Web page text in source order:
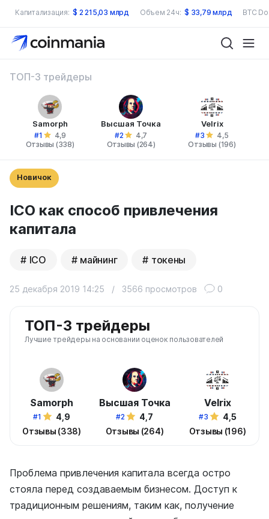
Капитализация: $ 2 215,03 млрд Объем 24ч: $ 33,79 млрд BTC
ТОП-3 трейдеры
Samorph
#1
4,9
Отзывы (338)
Высшая Точка
#2
4,7
Отзывы (264)
Velrix
#3
4,5
Отзывы (196)
Новичок
ICO как способ привлечения
капитала
ICO майнинг токены
25 декабря 2019 14:25 / 3566 просмотров 0
ТОП-3 трейдеры
Лучшие трейдеры на основании оценок пользователей
Samorph
#1
4,9
Отзывы (338)
Высшая Точка
#2
4,7
Отзывы (264)
Velrix
#3
4,5
Отзывы (196)
Проблема привлечения капитала всегда остро
стояла перед создаваемым бизнесом. Доступ к
традиционным решениям, таким как, получение